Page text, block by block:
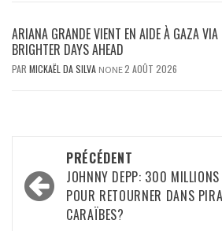
ARIANA GRANDE VIENT EN AIDE À GAZA
BRIGHTER DAYS AHEAD
PAR MICKAËL DA SILVA NONE2 AOÛT 2026
Navigation
d’article
PRÉCÉDENT
JOHNNY DEPP: 300 MILLIONS
POUR RETOURNER DANS
CARAÏBES?